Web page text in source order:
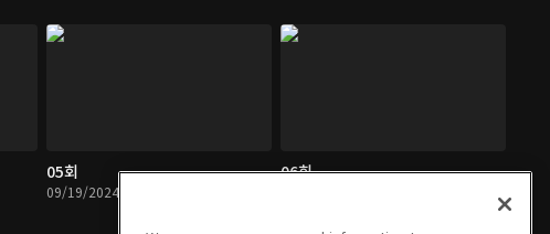
05회
09/19/2024 • 1시간 31분
06회